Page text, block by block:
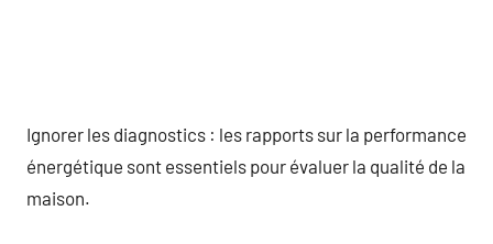
Ignorer les diagnostics : les rapports sur la performance
énergétique sont essentiels pour évaluer la qualité de la
maison.